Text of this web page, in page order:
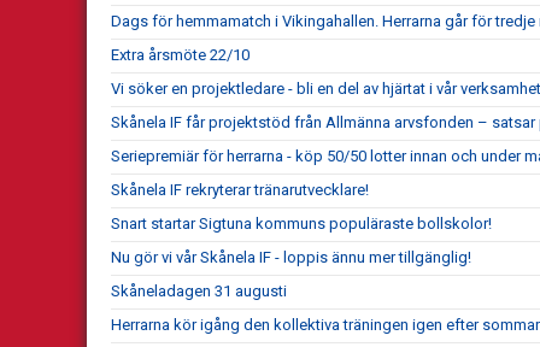
Dags för hemmamatch i Vikingahallen. Herrarna går för tredje
Extra årsmöte 22/10
Vi söker en projektledare - bli en del av hjärtat i vår
Skånela IF får projektstöd från Allmänna arvsfonden – satsar
Seriepremiär för herrarna - köp 50/50 lotter innan och under
Skånela IF rekryterar tränarutvecklare!
Snart startar Sigtuna kommuns populäraste bollskolor!
Nu gör vi vår Skånela IF - loppis ännu mer tillgänglig!
Skåneladagen 31 augusti
Herrarna kör igång den kollektiva träningen igen efter